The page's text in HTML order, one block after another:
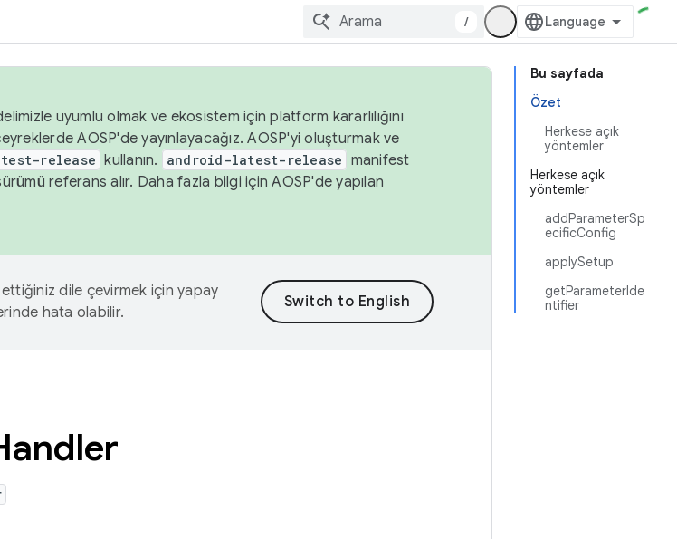
/
Bu sayfada
Özet
Herkese açık
yöntemler
Herkese açık
yöntemler
addParameterSp
ecificConfig
applySetup
getParameterIde
ntifier
uyumlu olmak ve ekosistem için platform kararlılığını
AOSP'de yayınlayacağız. AOSP'yi oluşturmak ve
release kullanın. android-latest-release manifest
referans alır. Daha fazla bilgi içinAOSP'de yapılan
dile çevirmek için yapay
hata olabilir.